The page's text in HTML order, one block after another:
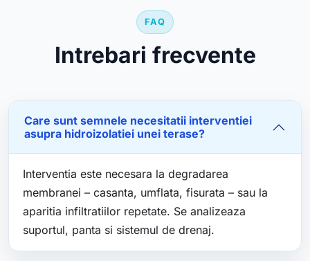
FAQ
Intrebari frecvente
Care sunt semnele necesitatii interventiei
asupra hidroizolatiei unei terase?
Interventia este necesara la degradarea
membranei – casanta, umflata, fisurata – sau la
aparitia infiltratiilor repetate. Se analizeaza
suportul, panta si sistemul de drenaj.